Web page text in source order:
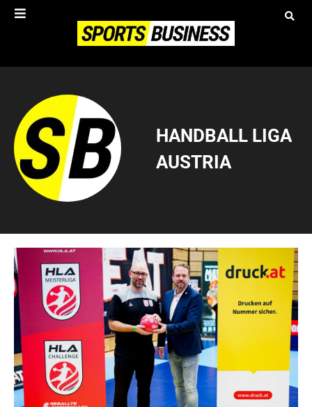
HANDBALL LIGA
AUSTRIA